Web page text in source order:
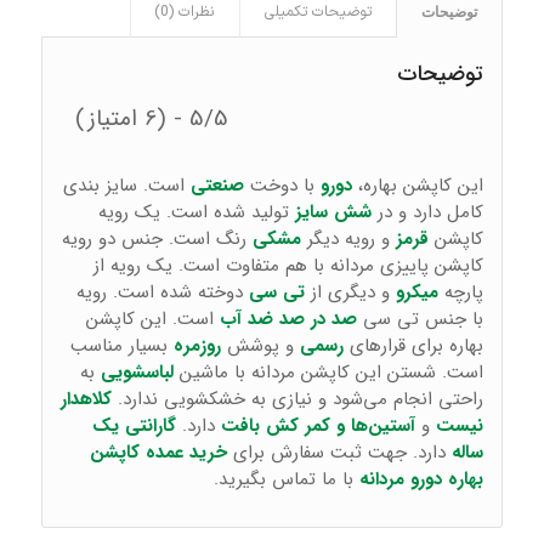
توضیحات توضیحات تکمیلی نظرات (0)
توضیحات
5/5 - (6 امتیاز)
این کاپشن بهاره، دوروبا دوخت صنعتی است. سایز بندی
کامل دارد و درشش سایزتولید شده است. یک رویه
کاپشن قرمزو رویه دیگر مشکی رنگ است. جنس دو رویه
کاپشن پاییزی مردانه با هم متفاوت است. یک رویه از
پارچه میکروو دیگری ازتی سی دوخته شده است. رویه
با جنس تی سی صد در صد ضد آب است. این کاپشن
بهاره برای قرارهای رسمی و پوشش روزمره بسیار مناسب
است. شستن این کاپشن مردانه با ماشین لباسشویی به
راحتی انجام می‌شود و نیازی به خشکشویی ندارد. کلاهدار
نیست و آستین‌ها و کمر کش بافت دارد. گارانتی یک
ساله دارد. جهت ثبت سفارش برایخرید عمده کاپشن
بهاره دورو مردانه با ما تماس بگیرید.